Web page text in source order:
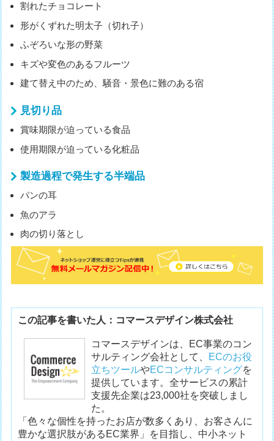
割れたチョコレート
形がくずれた明太子（切れ子）
ふぞろいな形の野菜
キズや変色のあるフルーツ
建て替え中のため、騒音・景色に難のある宿
見切り品
賞味期限が迫っている食品
使用期限が迫っている化粧品
製造過程で発生する半端品
パンの耳
魚のアラ
肉の切り落とし
この記事を書いた人：コマースデザイン株式会社
コマースデザインは、EC事業のコン
サルティング会社として、 ECのお役
立ちツールやECコンサルティングを
提供しています。全サービスの累計
支援先企業は23,000社を突破しまし
た。
「色々な個性を持ったお店が数多くあり、お客さんに
豊かな選択肢があるEC業界」を目指し、中小ネット